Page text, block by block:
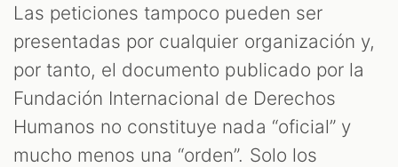
Las peticiones tampoco pueden ser
presentadas por cualquier organización y,
por tanto, el documento publicado por la
Fundación Internacional de Derechos
Humanos no constituye nada “oficial” y
mucho menos una “orden”. Solo los